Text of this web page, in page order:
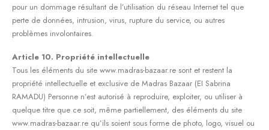
pour un dommage résultant de l’utilisation du réseau Internet tel que
perte de données, intrusion, virus, rupture du service, ou autres
problèmes involontaires.
Article 10. Propriété intellectuelle
Tous les éléments du site www.madras-bazaar.re sont et restent la
propriété intellectuelle et exclusive de Madras Bazaar (EI Sabrina
RAMADU) Personne n’est autorisé à reproduire, exploiter, ou utiliser à
quelque titre que ce soit, même partiellement, des éléments du site
www.madras-bazaar.re qu’ils soient sous forme de photo, logo, visuel ou